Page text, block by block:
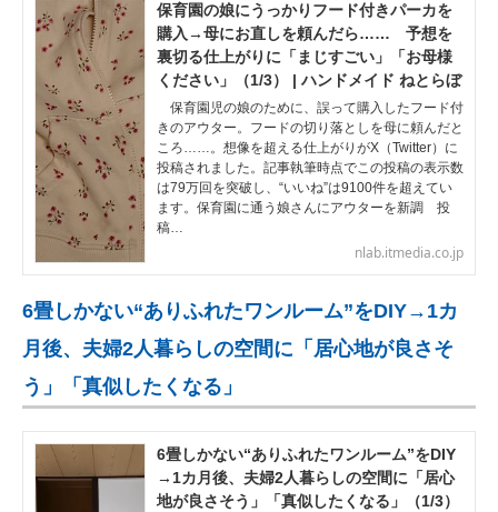
保育園の娘にうっかりフード付きパーカを
購入→母にお直しを頼んだら…… 予想を
裏切る仕上がりに「まじすごい」「お母様
ください」（1/3） | ハンドメイド ねとらぼ
保育園児の娘のために、誤って購入したフード付
きのアウター。フードの切り落としを母に頼んだと
ころ……。想像を超える仕上がりがX（Twitter）に
投稿されました。記事執筆時点でこの投稿の表示数
は79万回を突破し、“いいね”は9100件を超えてい
ます。保育園に通う娘さんにアウターを新調 投
稿…
nlab.itmedia.co.jp
6畳しかない“ありふれたワンルーム”をDIY→1カ
月後、夫婦2人暮らしの空間に「居心地が良さそ
う」「真似したくなる」
6畳しかない“ありふれたワンルーム”をDIY
→1カ月後、夫婦2人暮らしの空間に「居心
地が良さそう」「真似したくなる」（1/3）